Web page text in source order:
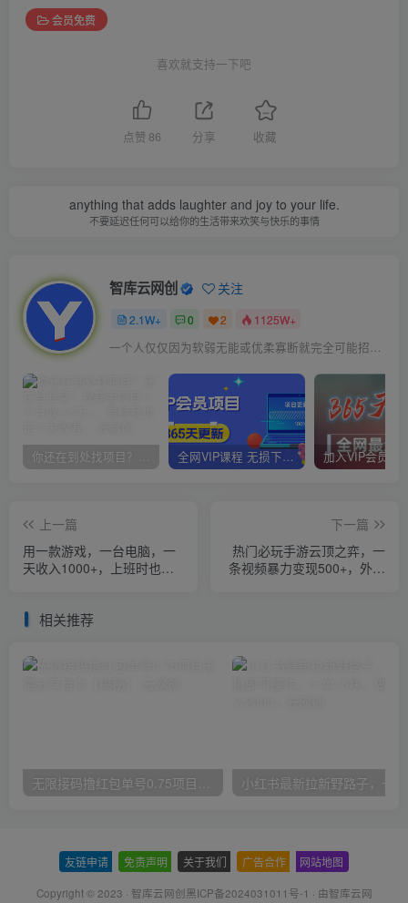
会员免费
喜欢就支持一下吧
点赞 86 分享 收藏
anything that adds laughter and joy to your life.
不要延迟任何可以给你的生活带来欢笑与快乐的事情
智库云网创 关注
2.1W+ 0 2 1125W+
一个人仅仅因为软弱无能或优柔寡断就完全可能招致痛苦
你还在到处找项目？还在当韭菜？我靠卖项目一个月收入5万+，曾经我也是个失败者。 全网VIP课程 无损下载~
上一篇
用一款游戏，一台电脑，一
天收入1000+，上班时也可
下一篇
热门必玩手游云顶之弈，一
条视频暴力变现500+，外面
相关推荐
无限接码撸红包单号0.75项目无偿分享给你【揭秘】
友链申请 免责声明 关于我们 广告合作 网站地图
Copyright © 2023 · 智库云网创黑ICP备2024031011号-1 · 由智库云网